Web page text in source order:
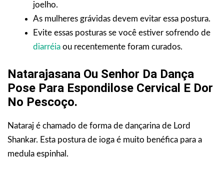
joelho.
As mulheres grávidas devem evitar essa postura.
Evite essas posturas se você estiver sofrendo de
diarréia ou recentemente foram curados.
Natarajasana Ou Senhor Da Dança
Pose Para Espondilose Cervical E Dor
No Pescoço.
Nataraj é chamado de forma de dançarina de Lord
Shankar. Esta postura de ioga é muito benéfica para a
medula espinhal.